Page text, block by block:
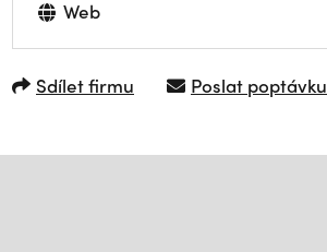
Web
Sdílet firmu Poslat poptávku